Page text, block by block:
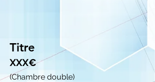
Titre
XXX€
(Chambre double)